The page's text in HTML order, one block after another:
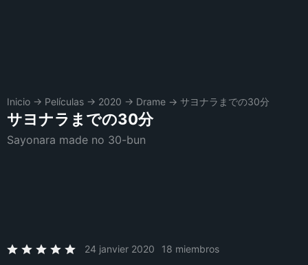
Inicio → Películas → 2020 → Drame → サヨナラまでの30分
サヨナラまでの30分
Sayonara made no 30-bun
24 janvier 2020 18 miembros